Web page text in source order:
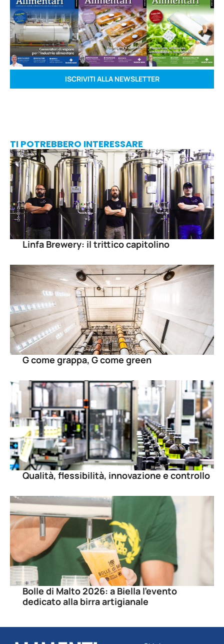
ISCRIVITI ALLA NEWSLETTER
TI POTREBBERO INTERESSARE
Linfa Brewery: il trittico capitolino
G come grappa, G come green
Qualità, flessibilità, innovazione e controllo
Bolle di Malto 2026: a Biella l’evento
dedicato alla birra artigianale